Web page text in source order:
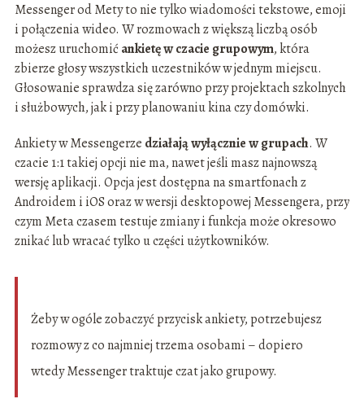
Messenger od Mety to nie tylko wiadomości tekstowe, emoji
i połączenia wideo. W rozmowach z większą liczbą osób
możesz uruchomić ankietę w czacie grupowym, która
zbierze głosy wszystkich uczestników w jednym miejscu.
Głosowanie sprawdza się zarówno przy projektach szkolnych
i służbowych, jak i przy planowaniu kina czy domówki.
Ankiety w Messengerze działają wyłącznie w grupach. W
czacie 1:1 takiej opcji nie ma, nawet jeśli masz najnowszą
wersję aplikacji. Opcja jest dostępna na smartfonach z
Androidem i iOS oraz w wersji desktopowej Messengera, przy
czym Meta czasem testuje zmiany i funkcja może okresowo
znikać lub wracać tylko u części użytkowników.
Żeby w ogóle zobaczyć przycisk ankiety, potrzebujesz
rozmowy z co najmniej trzema osobami – dopiero
wtedy Messenger traktuje czat jako grupowy.